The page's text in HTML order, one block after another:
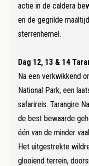
actie in de caldera
en de gegrilde
sterrenhemel.
Dag 12, 13 & 14
Na een verkwikkend
National Park, een
safarireis. Tarangire
de best bewaarde
één van de minder
Het uitgestrekte
glooiend terrein,